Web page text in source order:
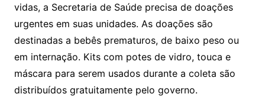
vidas, a Secretaria de Saúde precisa de doações
urgentes em suas unidades. As doações são
destinadas a bebês prematuros, de baixo peso ou
em internação. Kits com potes de vidro, touca e
máscara para serem usados durante a coleta são
distribuídos gratuitamente pelo governo.